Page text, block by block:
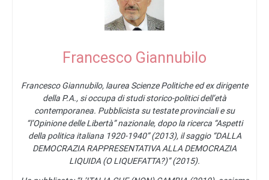
Francesco Giannubilo
Francesco Giannubilo, laurea Scienze Politiche ed ex dirigente
della P.A., si occupa di studi storico-politici dell’età
contemporanea. Pubblicista su testate provinciali e su
“l’Opinione delle Libertà” nazionale, dopo la ricerca “Aspetti
della politica italiana 1920-1940” (2013), il saggio “DALLA
DEMOCRAZIA RAPPRESENTATIVA ALLA DEMOCRAZIA
LIQUIDA (O LIQUEFATTA?)” (2015).